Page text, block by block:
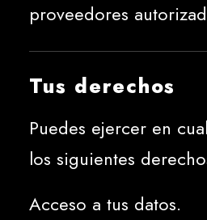
proveedores
Tus derechos
Puedes ejercer en
los siguientes
Acceso a tus datos.